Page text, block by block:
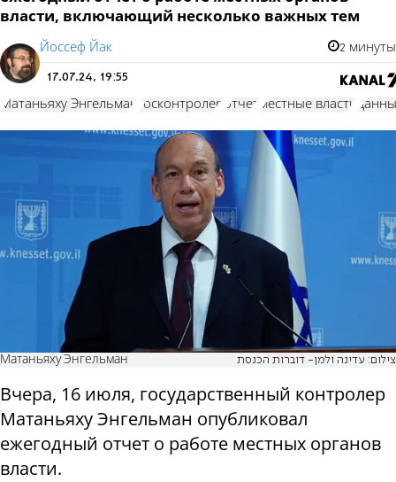
власти, включающий несколько важных тем
Йоссеф Йак 2 минуты
17.07.24, 19:55
Матаньяху Энгельман госконтролер отчет местные власти
Матаньяху Энгельман צילום: עדינה ולמן- דוברות הכנסת
Вчера, 16 июля, государственный контролер
Матаньяху Энгельман опубликовал
ежегодный отчет о работе местных органов
власти.